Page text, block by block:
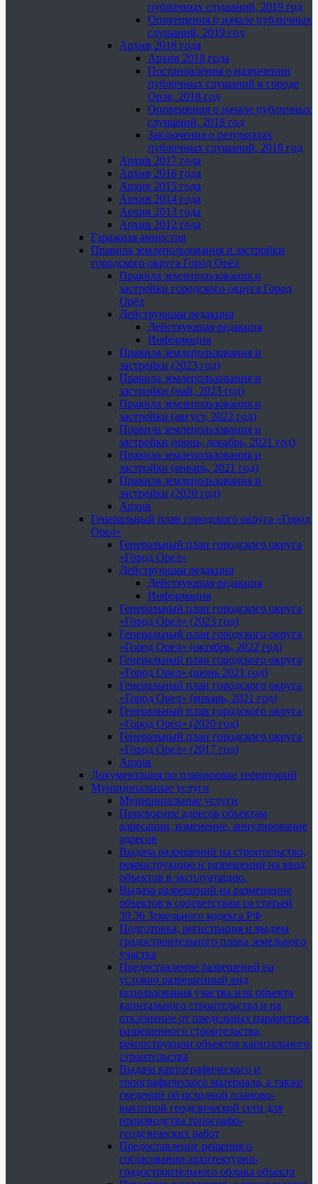
публичных слушаний, 2019 год
Оповещения о начале публичных
слушаний, 2019 год
Архив 2018 года
Архив 2018 года
Постановления о назначении
публичных слушаний в городе
Орле, 2018 год
Оповещения о начале публичных
слушаний, 2018 год
Заключения о результатах
публичных слушаний, 2018 год
Архив 2017 года
Архив 2016 года
Архив 2015 года
Архив 2014 года
Архив 2013 года
Архив 2012 года
Гаражная амнистия
Правила землепользования и застройки
городского округа Город Орёл
Правила землепользования и
застройки городского округа Город
Орёл
Действующая редакция
Действующая редакция
Информация
Правила землепользования и
застройки (2023 год)
Правила землепользования и
застройки (май, 2023 год)
Правила землепользования и
застройки (август, 2022 год)
Правила землепользования и
застройки (июнь, декабрь, 2021 год)
Правила землепользования и
застройки (январь, 2021 год)
Правила землепользования и
застройки (2020 год)
Архив
Генеральный план городского округа «Город
Орел»
Генеральный план городского округа
«Город Орел»
Действующая редакция
Действующая редакция
Информация
Генеральный план городского округа
«Город Орел» (2023 год)
Генеральный план городского округа
«Город Орел» (октябрь, 2022 год)
Генеральный план городского округа
«Город Орел» (июнь 2021 год)
Генеральный план городского округа
«Город Орел» (январь, 2021 год)
Генеральный план городского округа
«Город Орел» (2020 год)
Генеральный план городского округа
«Город Орел» (2017 год)
Архив
Документация по планировке территорий
Муниципальные услуги
Муниципальные услуги
Присвоение адресов объектам
адресации, изменение, аннулирование
адресов
Выдача разрешений на строительство,
реконструкцию и разрешений на ввод
объектов в эксплуатацию.
Выдача разрешений на размещение
объектов в соответствии со статьей
39.36 Земельного кодекса РФ
Подготовка, регистрация и выдача
градостроительного плана земельного
участка
Предоставление разрешений на
условно разрешенный вид
использования участка или объекта
капитального строительства и на
отклонение от предельных параметров
разрешенного строительства,
реконструкции объектов капитального
строительства
Выдача картографического и
топографического материала, а также
сведений об исходной планово-
высотной геодезической сети для
производства топографо-
геодезических работ
Предоставление решения о
согласовании архитектурно-
градостроительного облика объекта